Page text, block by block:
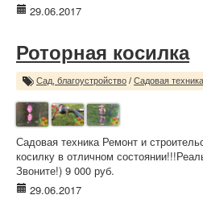
29.06.2017
Роторная косилка
Сад, благоустройство / Садовая техника
Садовая техника Ремонт и
косилку в отличном
Звоните!) 9 000 руб.
29.06.2017